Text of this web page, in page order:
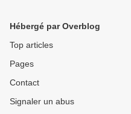
Hébergé par Overblog
Top articles
Pages
Contact
Signaler un abus